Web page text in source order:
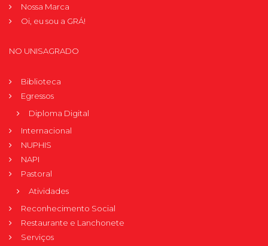
Nossa Marca
Oi, eu sou a GRÁ!
NO UNISAGRADO
Biblioteca
Egressos
Diploma Digital
Internacional
NUPHIS
NAPI
Pastoral
Atividades
Reconhecimento Social
Restaurante e Lanchonete
Serviços